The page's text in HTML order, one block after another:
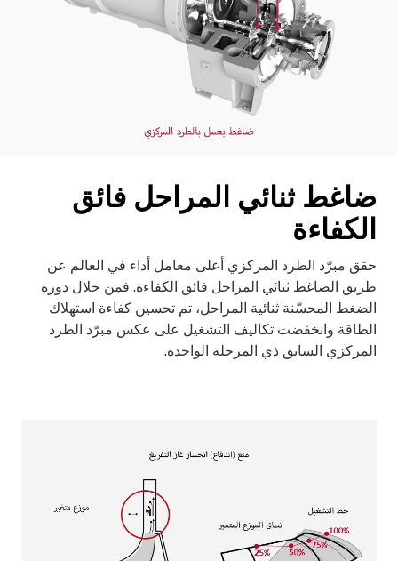
ضاغط ثنائي المراحل فائق
الكفاءة
حقق مبرّد الطرد المركزي أعلى معامل أداء في العالم عن
طريق الضاغط ثنائي المراحل فائق الكفاءة. فمن خلال دورة
الضغط المحسّنة ثنائية المراحل، تم تحسين كفاءة استهلاك
الطاقة وانخفضت تكاليف التشغيل على عكس مبرّد الطرد
المركزي السابق ذي المرحلة الواحدة.